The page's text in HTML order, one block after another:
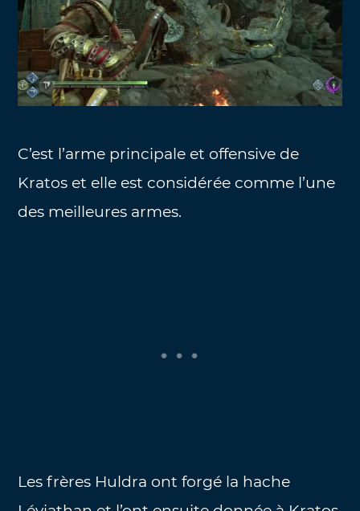
C’est l’arme principale et offensive de
Kratos et elle est considérée comme l’une
des meilleures armes.
Les frères Huldra ont forgé la hache